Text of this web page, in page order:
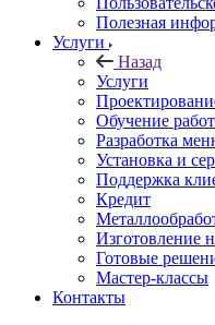
Полезная
Услуги
Назад
Услуги
Обучение
Разработка
Установка и
Поддержка
Кредит
Изготовление
Готовые
Мастер-классы
Контакты